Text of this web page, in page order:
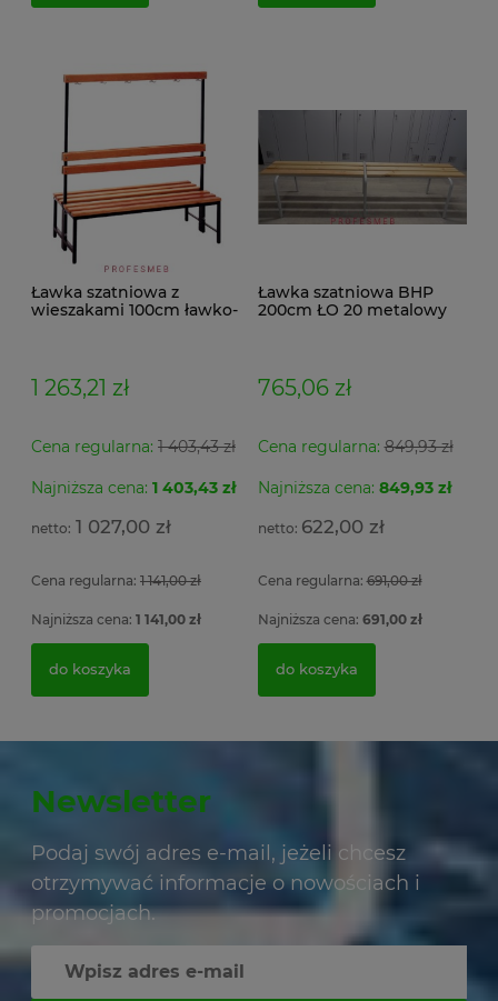
Ławka szatniowa z
wieszakami 100cm ławko-
1 263,21 zł
Cena regularna: 1 403,43 zł
Najniższa cena: 1 403,43 zł
1 027,00 zł
Cena regularna: 1 141,00 zł
Najniższa cena: 1 141,00 zł
do koszyka
Ławka szatniowa BHP
200cm ŁO 20 metalowy
765,06 zł
Cena regularna:849,93 zł
Najniższa cena: 849,93 zł
622,00 zł
Cena regularna:691,00 zł
Najniższa cena: 691,00 zł
do koszyka
Newsletter
Podaj swój adres e-mail, jeżeli chcesz
otrzymywać informacje o nowościach i
promocjach.